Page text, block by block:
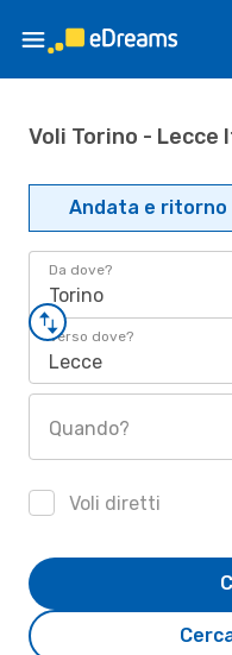
Voli Torino - Lecce
Andata e ritorno
Da dove?
Torino
Verso dove?
Lecce
Quando?
Voli diretti